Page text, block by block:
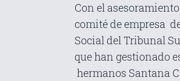
Con el
comité de empresa
Social del Tribunal
que han gestionado
hermanos Santana